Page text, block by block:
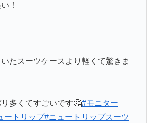
！
たスーツケースより軽くて驚きま
多くてすごいです🤔#モニター
ートリップ#ニュートリップスーツ